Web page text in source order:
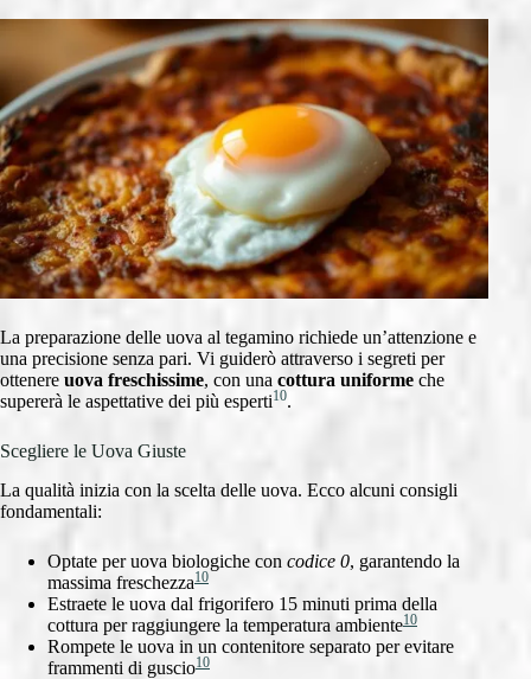
La preparazione delle uova al tegamino richiede un’attenzione e
una precisione senza pari. Vi guiderò attraverso i segreti per
ottenere uova freschissime, con una cottura uniforme che
supererà le aspettative dei più esperti10.
Scegliere le Uova Giuste
La qualità inizia con la scelta delle uova. Ecco alcuni consigli
fondamentali:
Optate per uova biologiche con codice 0, garantendo la
massima freschezza10
Estraete le uova dal frigorifero 15 minuti prima della
cottura per raggiungere la temperatura ambiente10
Rompete le uova in un contenitore separato per evitare
frammenti di guscio10